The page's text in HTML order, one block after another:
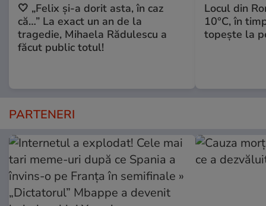
🤍 „Felix și-a dorit asta, în caz
că…” La exact un an de la
tragedie, Mihaela Rădulescu a
făcut public totul!
Locul din
10°C, în
topeşte la
PARTENERI